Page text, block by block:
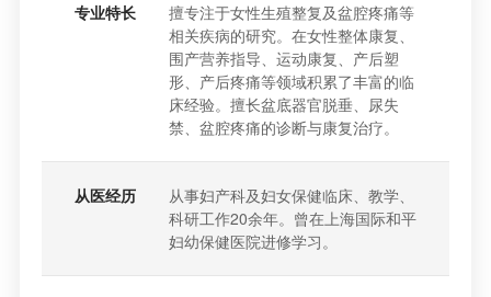
专业特长
擅专注于女性生殖整复及盆腔疼痛等
相关疾病的研究。在女性整体康复、
围产营养指导、运动康复、产后塑
形、产后疼痛等领域积累了丰富的临
床经验。擅长盆底器官脱垂、尿失
禁、盆腔疼痛的诊断与康复治疗。
从医经历
从事妇产科及妇女保健临床、教学、
科研工作20余年。曾在上海国际和平
妇幼保健医院进修学习。